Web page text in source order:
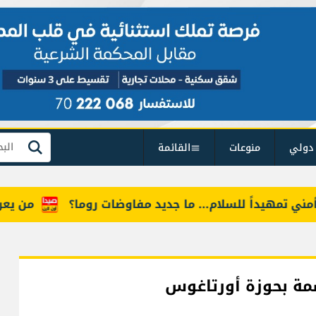
منوعات القائمة بحث
من يعرف للسلام... ما جديد مفاوضات روما؟
بحوزة أورتاغوس